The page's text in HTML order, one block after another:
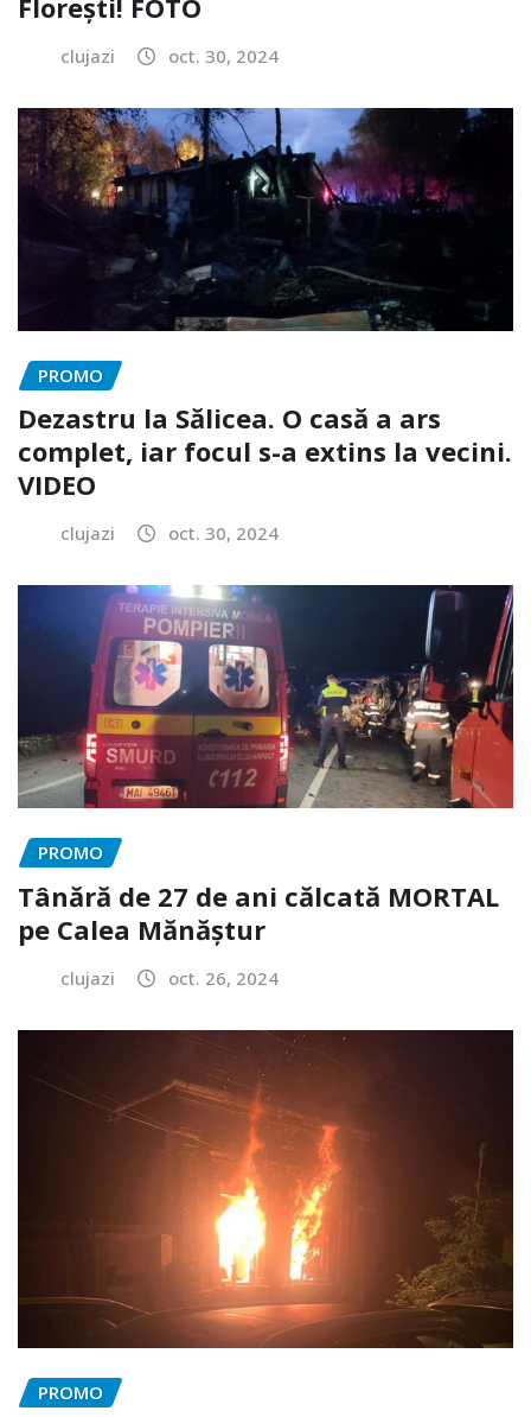
clujazi oct. 30, 2024
PROMO
Dezastru la Sălicea. O casă a ars
complet, iar focul s-a extins la vecini.
VIDEO
clujazi oct. 30, 2024
PROMO
Tânără de 27 de ani călcată MORTAL
pe Calea Mănăștur
clujazi oct. 26, 2024
PROMO